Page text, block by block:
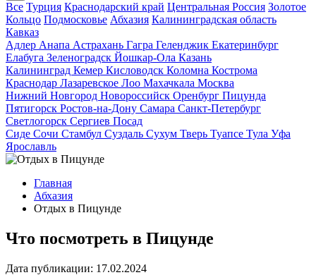
Все Турция Краснодарский край Центральная Россия Золотое
Кольцо Подмосковье Абхазия Калининградская область
Кавказ
Адлер Анапа Астрахань Гагра Геленджик Екатеринбург
Елабуга Зеленоградск Йошкар-Ола Казань
Калининград Кемер Кисловодск Коломна Кострома
Краснодар Лазаревское Лоо Махачкала Москва
Нижний Новгород Новороссийск Оренбург Пицунда
Пятигорск Ростов-на-Дону Самара Санкт-Петербург
Светлогорск Сергиев Посад
Сиде Сочи Стамбул Суздаль Сухум Тверь Туапсе Тула Уфа
Ярославль
Главная
Абхазия
Отдых в Пицунде
Что посмотреть в Пицунде
Дата публикации: 17.02.2024